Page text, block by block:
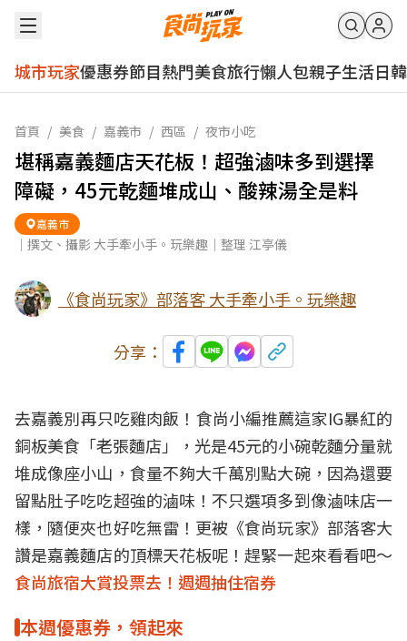
城市玩家優惠券節目熱門美食旅行懶人包親子生活日韓
首頁 / 美食 / 嘉義市 / 西區 / 夜市小吃
堪稱嘉義麵店天花板！超強滷味多到選擇
障礙，45元乾麵堆成山、酸辣湯全是料
嘉義市
｜撰文、攝影 大手牽小手。玩樂趣｜整理 江亭儀
《食尚玩家》部落客 大手牽小手。玩樂趣
分享：
去嘉義別再只吃雞肉飯！食尚小編推薦這家IG暴紅的
銅板美食「老張麵店」，光是45元的小碗乾麵分量就
堆成像座小山，食量不夠大千萬別點大碗，因為還要
留點肚子吃吃超強的滷味！不只選項多到像滷味店一
樣，隨便夾也好吃無雷！更被《食尚玩家》部落客大
讚是嘉義麵店的頂標天花板呢！趕緊一起來看看吧～
食尚旅宿大賞投票去！週週抽住宿券
本週優惠券，領起來